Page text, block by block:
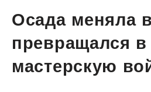
Осада меняла
превращался
мастерскую